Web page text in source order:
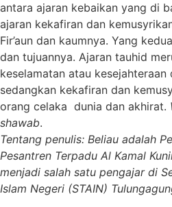
antara ajaran kebaikan yang di
ajaran kekafiran dan
Fir’aun dan kaumnya. Yang
dan tujuannya. Ajaran tauhid
keselamatan atau kesejahteraan
sedangkan kekafiran dan
orang celaka dunia dan akhirat.
shawab.
Tentang penulis: Beliau adalah
Pesantren Terpadu Al Kamal
menjadi salah satu pengajar di
Islam Negeri (STAIN)